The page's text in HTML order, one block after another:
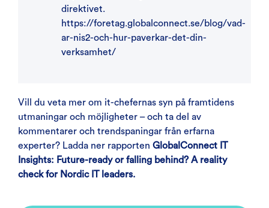
direktivet.
https://foretag.globalconnect.se/blog/vad-
ar-nis2-och-hur-paverkar-det-din-
verksamhet/
Vill du veta mer om it-chefernas syn på framtidens
utmaningar och möjligheter – och ta del av
kommentarer och trendspaningar från erfarna
experter? Ladda ner rapporten GlobalConnect IT
Insights: Future-ready or falling behind? A reality
check for Nordic IT leaders.